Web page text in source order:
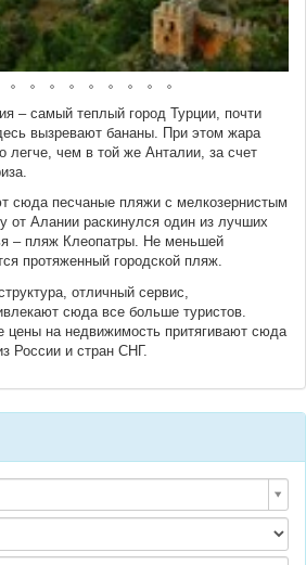
– самый теплый город Турции, почти
вызревают бананы. При этом жара
легче, чем в той же Анталии, за счет
сюда песчаные пляжи с мелкозернистым
от Алании раскинулся один из лучших
– пляж Клеопатры. Не меньшей
протяженный городской пляж.
отличный сервис,
сюда все больше туристов.
цены на недвижимость притягивают сюда
России и стран СНГ.